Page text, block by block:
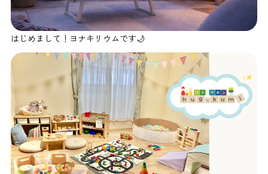
はじめまして！ヨナキリウムです🌙